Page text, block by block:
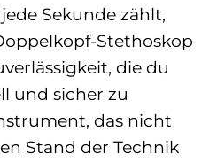
Sekunde zählt,
Stethoskop
die du
und sicher zu
das nicht
Stand der Technik